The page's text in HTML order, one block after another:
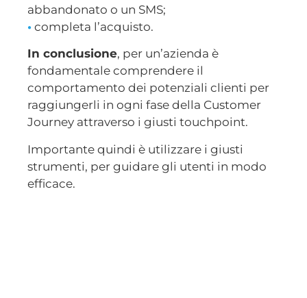
abbandonato o un SMS;
• completa l’acquisto.
In conclusione, per un’azienda è
fondamentale comprendere il
comportamento dei potenziali clienti per
raggiungerli in ogni fase della Customer
Journey attraverso i giusti touchpoint.
Importante quindi è utilizzare i giusti
strumenti, per guidare gli utenti in modo
efficace.